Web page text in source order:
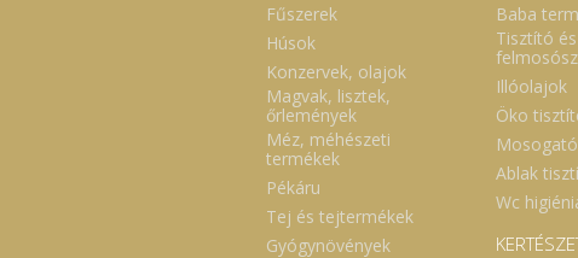
Fűszerek
Húsok
Konzervek, olajok
Magvak, lisztek,
őrlemények
Méz, méhészeti
termékek
Pékáru
Tej és tejtermékek
Gyógynövények
Baba
Tisztító és
Illóolajok
Öko
Ablak
Wc